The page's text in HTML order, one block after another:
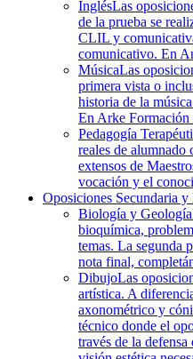
InglésLas
de la prueba se
CLIL y
comunicativo. En
MúsicaLas
primera vista o
historia de la
En Arke Formación
Pedagogía
reales de alumnado
extensos de
vocación y el
Oposiciones Secundaria
Biología y Geología
bioquímica,
temas. La segunda
nota final,
DibujoLas
artística. A
axonométrico y
técnico donde el
través de la